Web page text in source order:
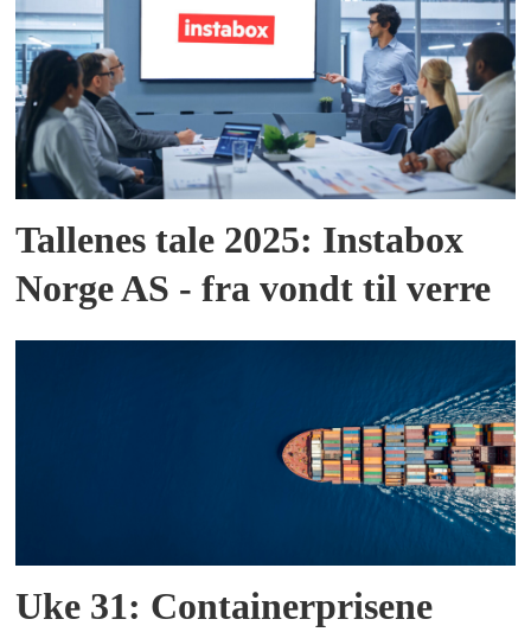
Tallenes tale 2025: Instabox
Norge AS - fra vondt til verre
Uke 31: Containerprisene